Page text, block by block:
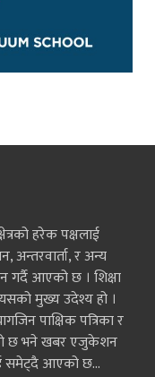
हरेक पक्षलाई
र अन्य
गर्दै आएको छ । शिक्षा
मुख्य उदेश्य हो ।
पाक्षिक पत्रिका र
छ भने खबर एजुकेशन
समेट्दै आएको छ...